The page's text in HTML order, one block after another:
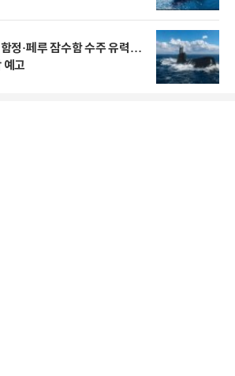
정·페루 잠수함 수주 유력…
예고